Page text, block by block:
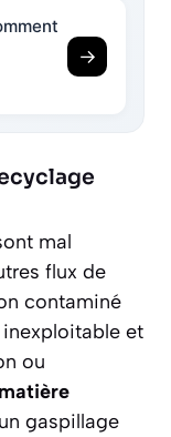
→
mal
flux de
contaminé
et
ou
gaspillage